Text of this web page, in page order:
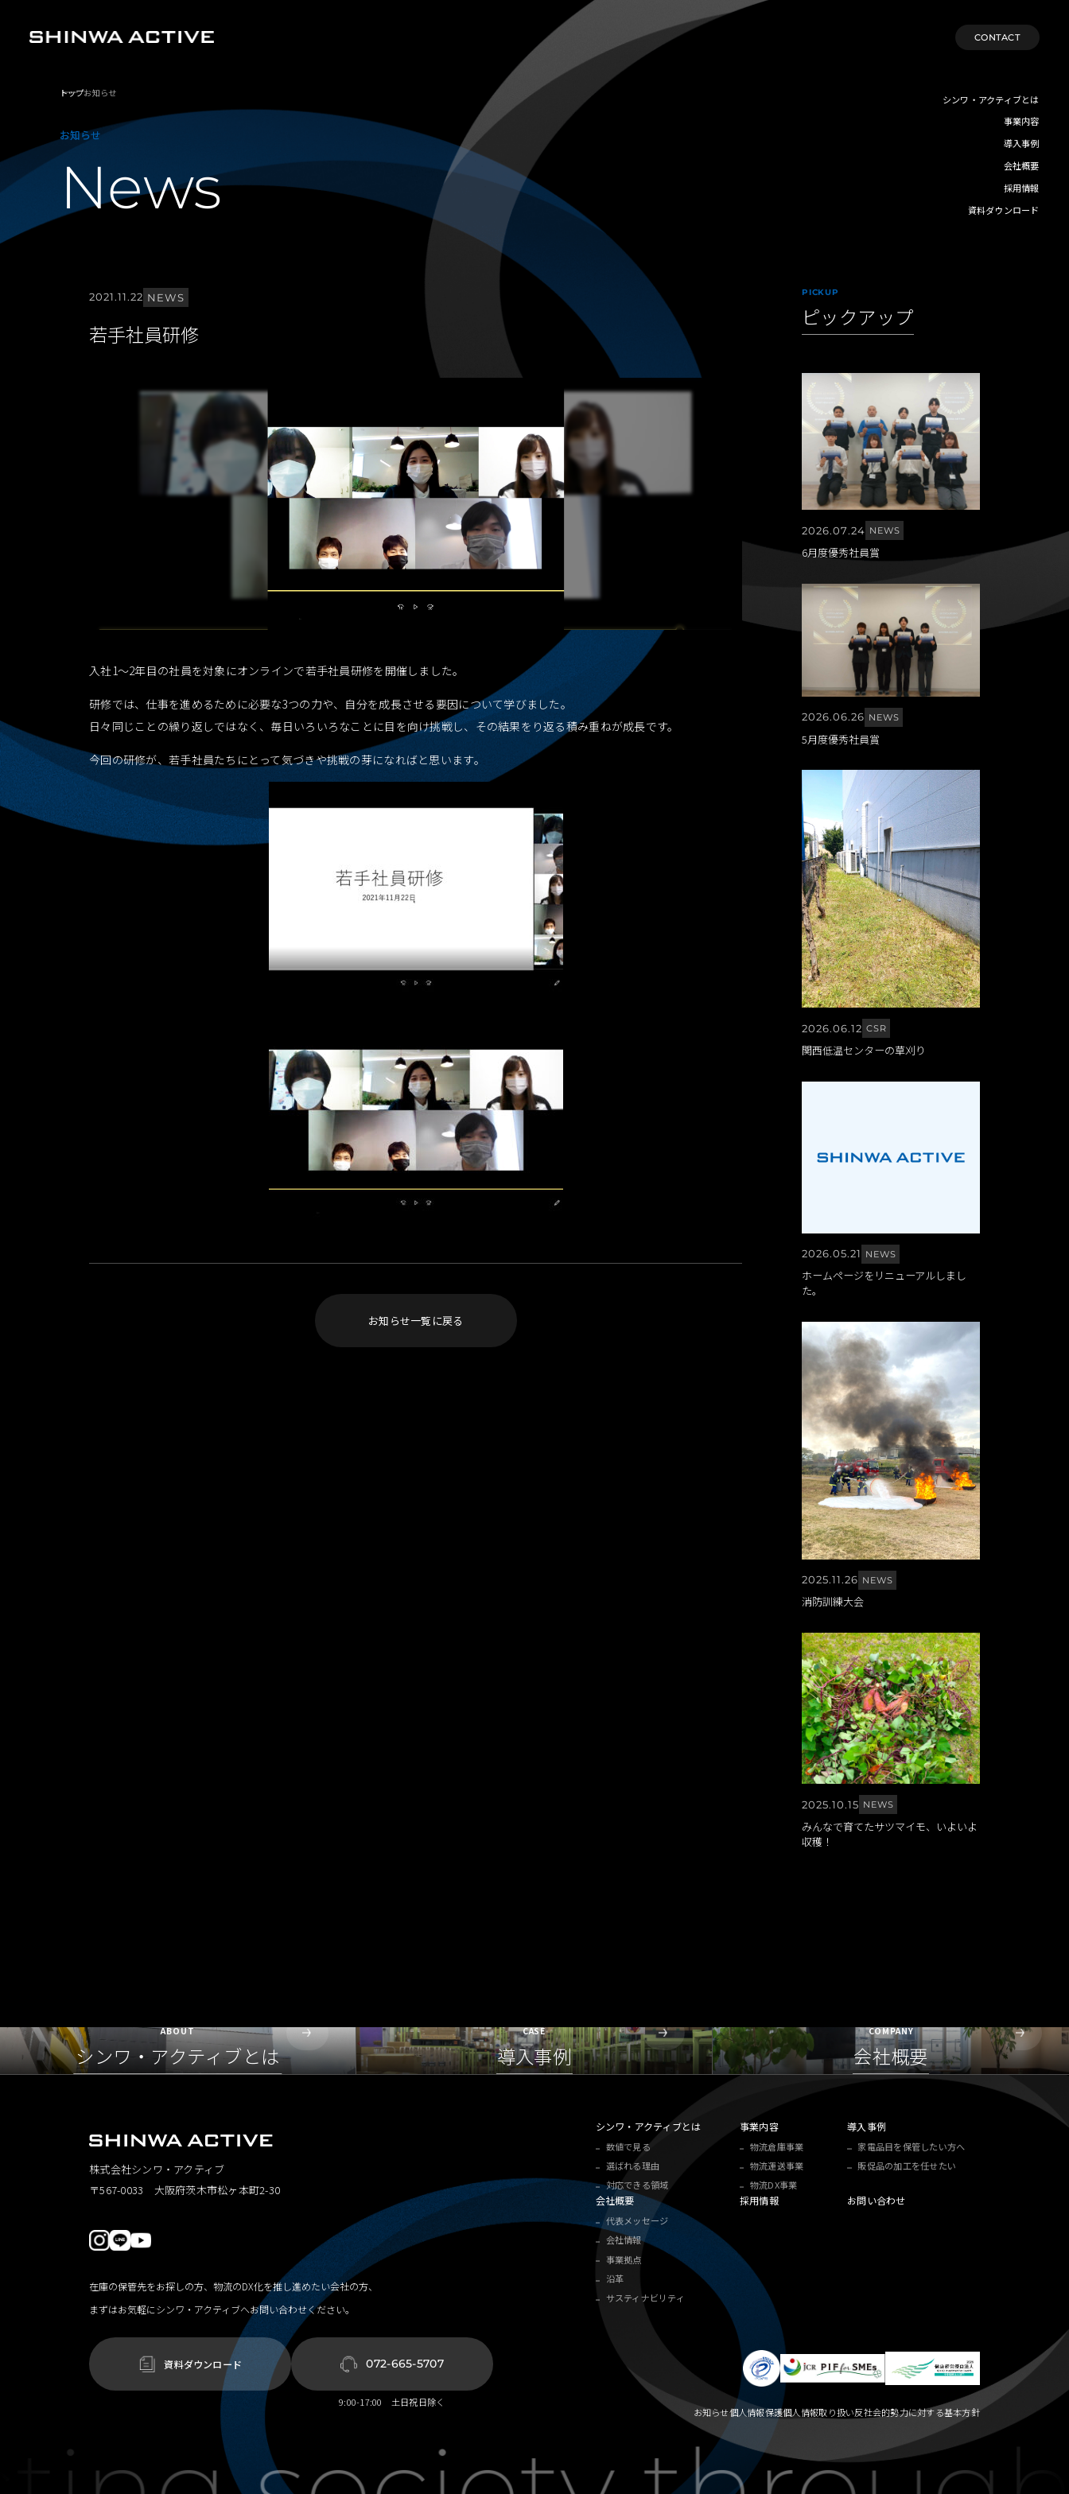
CONTACT
シンワ・アクティブとは
事業内容
導入事例
会社概要
採用情報
資料ダウンロード
トップお知らせ
お知らせ
News
2021.11.22 NEWS
若手社員研修
入社1～2年目の社員を対象にオンラインで若手社員研修を開催しました。
研修では、仕事を進めるために必要な3つの力や、自分を成長させる要因について学びました。
日々同じことの繰り返しではなく、毎日いろいろなことに目を向け挑戦し、その結果をり返る積み重ねが成長です。
今回の研修が、若手社員たちにとって気づきや挑戦の芽になればと思います。
お知らせ一覧に戻る
PICKUP
ピックアップ
2026.07.24 NEWS
6月度優秀社員賞
2026.06.26 NEWS
5月度優秀社員賞
2026.06.12 CSR
関西低温センターの草刈り
2026.05.21 NEWS
ホームページをリニューアルしまし
た。
2025.11.26 NEWS
消防訓練大会
2025.10.15 NEWS
みんなで育てたサツマイモ、いよいよ
収穫！
ABOUT
シンワ・アクティブとは
CASE
導入事例
COMPANY
会社概要
株式会社シンワ・アクティブ
〒567-0033 大阪府茨木市松ヶ本町2-30
在庫の保管先をお探しの方、物流のDX化を推し進めたい会社の方、
まずはお気軽にシンワ・アクティブへお問い合わせください。
資料ダウンロード 072-665-5707
9:00-17:00 土日祝日除く
シンワ・アクティブとは
数値で見る
選ばれる理由
対応できる領域
事業内容
物流倉庫事業
物流運送事業
物流DX事業
導入事例
家電品目を保管したい方へ
販促品の加工を任せたい
会社概要
代表メッセージ
会社情報
事業拠点
沿革
サスティナビリティ
採用情報 お問い合わせ
お知らせ個人情報保護個人情報取り扱い反社会的勢力に対する基本方針